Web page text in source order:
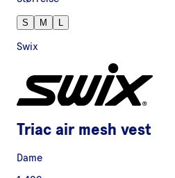
S M L
Swix
Triac air mesh vest
Dame